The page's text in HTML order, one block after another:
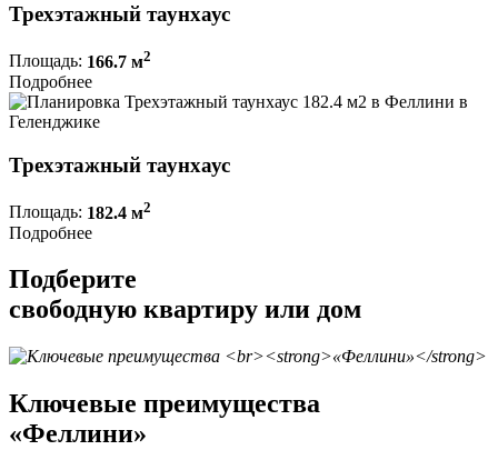
Трехэтажный таунхаус
Площадь: 166.7 м2
Подробнее
Трехэтажный таунхаус
Площадь: 182.4 м2
Подробнее
Подберите
свободную квартиру или дом
Ключевые преимущества
«Феллини»